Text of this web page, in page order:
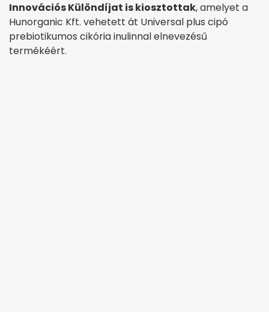
Innovációs Különdíjat is kiosztottak, amelyet a
Hunorganic Kft. vehetett át Universal plus cipó
prebiotikumos cikória inulinnal elnevezésű
termékéért.